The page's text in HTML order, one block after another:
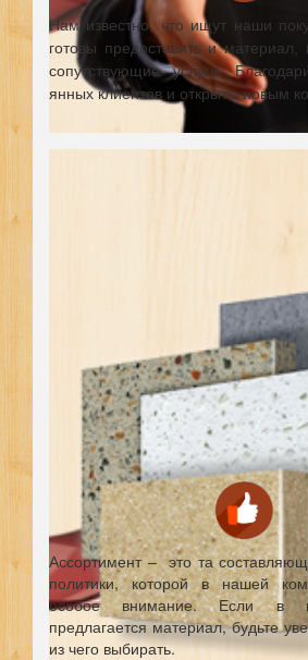
Нам известно, что ищут наши
готовы предоставить и
сопутствующие услуги.
янных клиентов и открыты новым
Ассортимент – это та
политики, которой в нашей
особое внимание. Если в
предлагается материал, будьте
из чего выбирать.